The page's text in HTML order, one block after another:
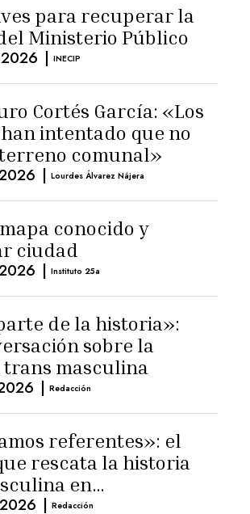
para recuperar la
Ministerio Público
| INECIP
Cortés García: «Los
intentado que no
comunal»
| Lourdes Álvarez Nájera
conocido y
ciudad
| Instituto 25a
de la historia»:
sobre la
masculina
| Redacción
referentes»: el
rescata la historia
en
| Redacción